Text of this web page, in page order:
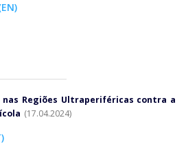
nas Regiões Ultraperiféricas contra a
(17.04.2024)